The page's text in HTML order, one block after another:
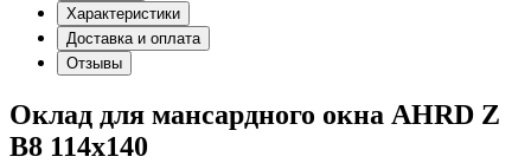
Характеристики
Доставка и оплата
Отзывы
Оклад для мансардного окна AHRD Z
B8 114x140